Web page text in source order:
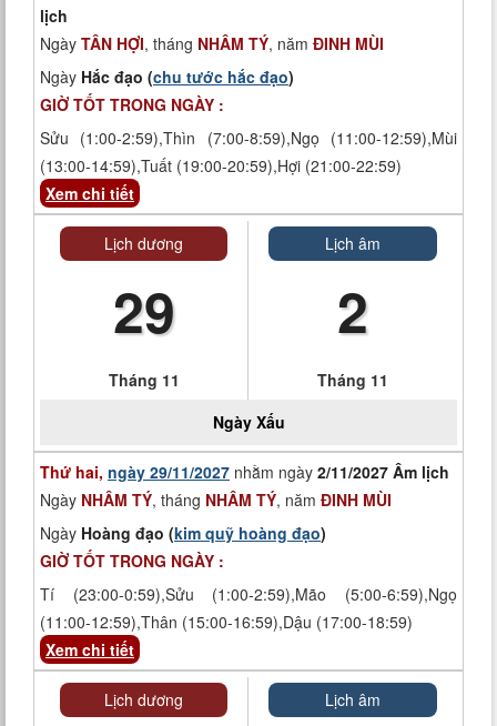
lịch
Ngày TÂN HỢI, tháng NHÂM TÝ, năm ĐINH MÙI
Ngày Hắc đạo (chu tước hắc đạo)
GIỜ TỐT TRONG NGÀY :
Sửu (1:00-2:59),Thìn (7:00-8:59),Ngọ (11:00-12:59),Mùi
(13:00-14:59),Tuất (19:00-20:59),Hợi (21:00-22:59)
Xem chi tiết
Lịch dương
29
Tháng 11
Lịch âm
2
Tháng 11
Ngày Xấu
Thứ hai, ngày 29/11/2027 nhằm ngày 2/11/2027 Âm lịch
Ngày NHÂM TÝ, tháng NHÂM TÝ, năm ĐINH MÙI
Ngày Hoàng đạo (kim quỹ hoàng đạo)
GIỜ TỐT TRONG NGÀY :
Tí (23:00-0:59),Sửu (1:00-2:59),Mão (5:00-6:59),Ngọ
(11:00-12:59),Thân (15:00-16:59),Dậu (17:00-18:59)
Xem chi tiết
Lịch dương Lịch âm